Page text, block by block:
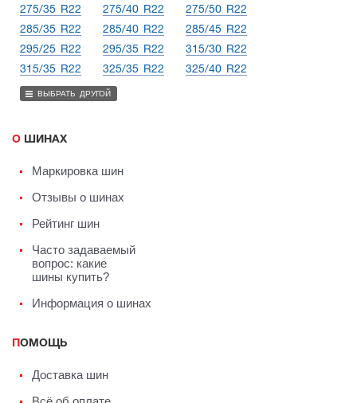
275/35 R22
275/40 R22
275/50 R22
285/35 R22
285/40 R22
285/45 R22
295/25 R22
295/35 R22
315/30 R22
315/35 R22
325/35 R22 325/40 R22
ВЫБРАТЬ ДРУГОЙ
О ШИНАХ
Маркировка шин
Отзывы о шинах
Рейтинг шин
Часто задаваемый
вопрос: какие
шины купить?
Информация о шинах
ПОМОЩЬ
Доставка шин